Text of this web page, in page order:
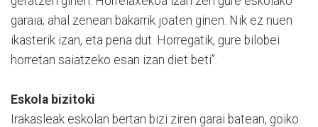
garaia; ahal zenean bakarrik joaten ginen. Nik ez nuen
ikasterik izan, eta pena dut. Horregatik, gure bilobei
horretan saiatzeko esan izan diet beti”.
Eskola bizitoki
Irakasleak eskolan bertan bizi ziren garai batean, goiko